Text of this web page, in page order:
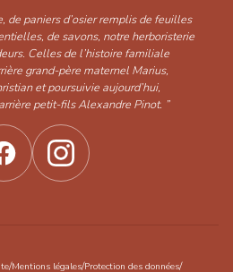
de paniers d’osier remplis de feuilles
de savons, notre herboristerie
Celles de l’histoire familiale
grand-père maternel Marius,
et poursuivie aujourd’hui,
petit-fils Alexandre Pinot. ”
/Mentions légales/Protection des données/